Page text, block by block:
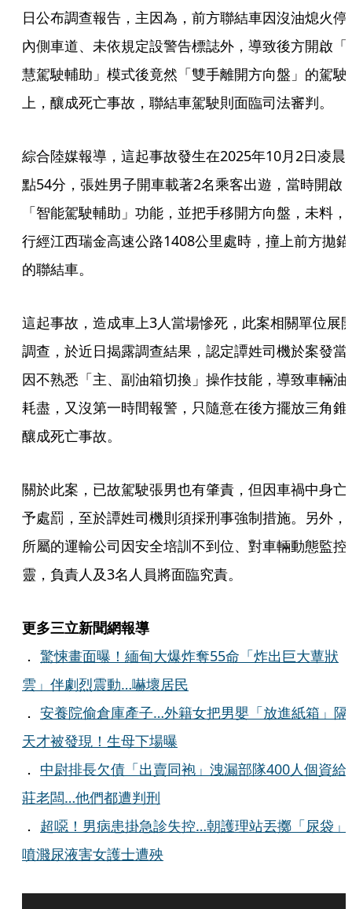
日公布調查報告，主因為，前方聯結車因沒油熄火停
內側車道、未依規定設警告標誌外，導致後方開啟「
慧駕駛輔助」模式後竟然「雙手離開方向盤」的駕駛
上，釀成死亡事故，聯結車駕駛則面臨司法審判。
綜合陸媒報導，這起事故發生在2025年10月2日凌晨
點54分，張姓男子開車載著2名乘客出遊，當時開啟
「智能駕駛輔助」功能，並把手移開方向盤，未料，
行經江西瑞金高速公路1408公里處時，撞上前方拋錨
的聯結車。
這起事故，造成車上3人當場慘死，此案相關單位展
調查，於近日揭露調查結果，認定譚姓司機於案發當
因不熟悉「主、副油箱切換」操作技能，導致車輛油
耗盡，又沒第一時間報警，只隨意在後方擺放三角錐
釀成死亡事故。
關於此案，已故駕駛張男也有肇責，但因車禍中身亡
予處罰，至於譚姓司機則須採刑事強制措施。另外，
所屬的運輸公司因安全培訓不到位、對車輛動態監控
靈，負責人及3名人員將面臨究責。
更多三立新聞網報導
． 驚悚畫面曝！緬甸大爆炸奪55命「炸出巨大蕈狀
雲」伴劇烈震動…嚇壞居民
． 安養院偷倉庫產子…外籍女把男嬰「放進紙箱」隔
天才被發現！生母下場曝
． 中尉排長欠債「出賣同袍」洩漏部隊400人個資給
莊老闆…他們都遭判刑
． 超噁！男病患掛急診失控…朝護理站丟擲「尿袋」
噴濺尿液害女護士遭殃